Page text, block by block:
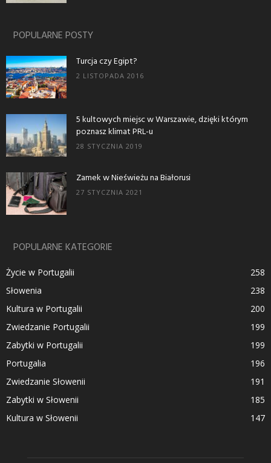
POPULARNE POSTY
Turcja czy Egipt?
2 LISTOPADA 2016
5 kultowych miejsc w Warszawie, dzięki którym
poznasz klimat PRL-u
28 STYCZNIA 2019
Zamek w Nieświeżu na Białorusi
27 STYCZNIA 2021
POPULARNE KATEGORIE
Życie w Portugalii
258
Słowenia
238
Kultura w Portugalii
200
Zwiedzanie Portugalii
199
Zabytki w Portugalii
199
Portugalia
196
Zwiedzanie Słowenii
191
Zabytki w Słowenii
185
Kultura w Słowenii
147